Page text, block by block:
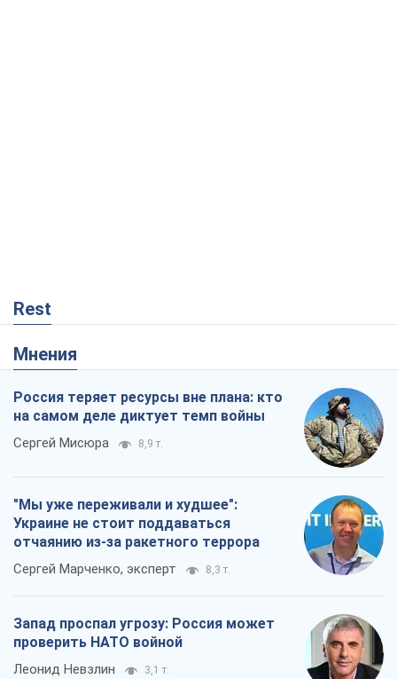
Rest
Мнения
Россия теряет ресурсы вне плана: кто
на самом деле диктует темп войны
Сергей Мисюра 8,9 т.
"Мы уже переживали и худшее":
Украине не стоит поддаваться
отчаянию из-за ракетного террора
Сергей Марченко, эксперт 8,3 т.
Запад проспал угрозу: Россия может
проверить НАТО войной
Леонид Невзлин 3,1 т.